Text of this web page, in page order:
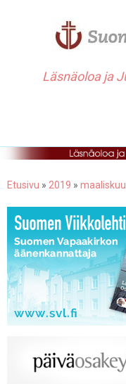
Läsnäoloa ja
Etusivu » 2019 » maaliskuu